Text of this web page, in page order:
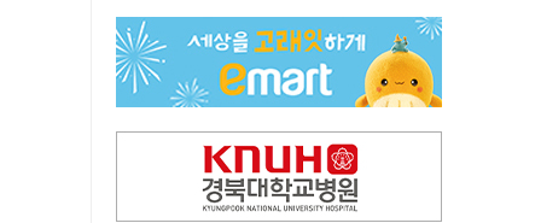
전북 경찰 간부 '女교사 몰카' 아들 폰 부수고…"처벌 못하는 사안" 내부망에 글
"상법개정해도 주주가 '봉'"…하이닉스 솔리다임 상장설에 술렁[개미와글와글]
노태악 출장에 부인 별도 일정 수행 직원도…보고서엔 '공식일정 참석'